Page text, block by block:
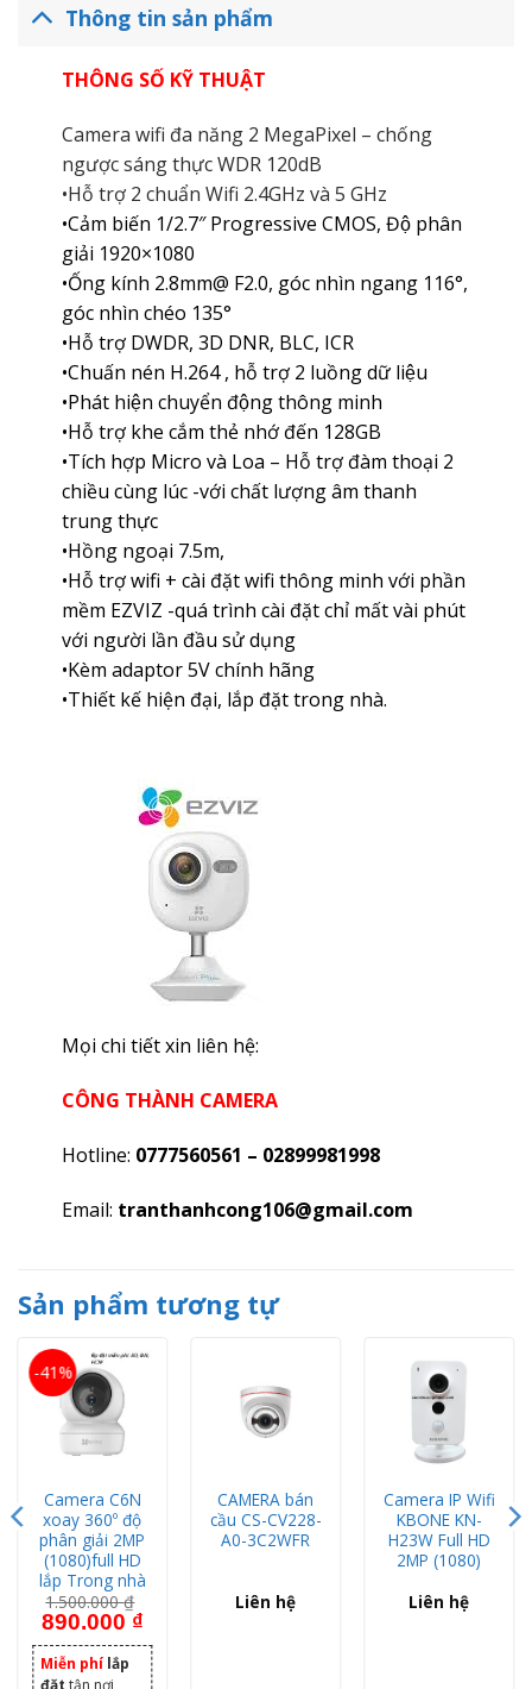
Thông tin sản phẩm
THÔNG SỐ KỸ THUẬT
Camera wifi đa năng 2 MegaPixel – chống
ngược sáng thực WDR 120dB
•Hỗ trợ 2 chuẩn Wifi 2.4GHz và 5 GHz
•Cảm biến 1/2.7″ Progressive CMOS, Độ phân
giải 1920×1080
•Ống kính 2.8mm@ F2.0, góc nhìn ngang 116°,
góc nhìn chéo 135°
•Hỗ trợ DWDR, 3D DNR, BLC, ICR
•Chuấn nén H.264 , hỗ trợ 2 luồng dữ liệu
•Phát hiện chuyển động thông minh
•Hỗ trợ khe cắm thẻ nhớ đến 128GB
•Tích hợp Micro và Loa – Hỗ trợ đàm thoại 2
chiều cùng lúc -với chất lượng âm thanh
trung thực
•Hồng ngoại 7.5m,
•Hỗ trợ wifi + cài đặt wifi thông minh với phần
mềm EZVIZ -quá trình cài đặt chỉ mất vài phút
với người lần đầu sử dụng
•Kèm adaptor 5V chính hãng
•Thiết kế hiện đại, lắp đặt trong nhà.
Mọi chi tiết xin liên hệ:
CÔNG THÀNH CAMERA
Hotline: 0777560561 – 02899981998
Email: tranthanhcong106@gmail.com
Sản phẩm tương tự
-41%
Camera C6N
xoay 360º độ
phân giải 2MP
(1080)full HD
lắp Trong nhà
1.500.000₫
Giá gốc là: 1.500.000 ₫.
890.000 ₫Giá hiện tại là: 890.000 ₫.
Miễn phí lắp
CAMERA bán
cầu CS-CV228-
A0-3C2WFR
Liên hệ
Camera IP Wifi
KBONE KN-
H23W Full HD
2MP (1080)
Liên hệ